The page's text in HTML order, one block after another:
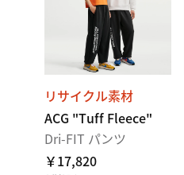
リサイクル素材
ACG "Tuff Fleece"
Dri-FIT パンツ
￥17,820